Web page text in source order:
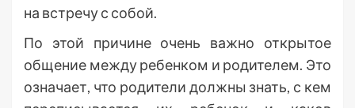
на встречу с собой.
По этой причине очень важно открытое
общение между ребенком и родителем. Это
означает, что родители должны знать, с кем